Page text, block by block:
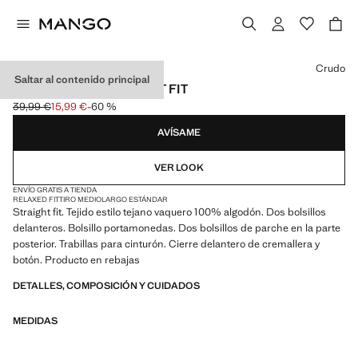
Saltar al contenido principal
JEANS MOBY STRAIGHT FIT
Precio inicial tachado [39,99 € ]
39,99 €
Precio actual [15,99 € ]
15,99 €-60 %
Selecciona un color
Crudo
AVÍSAME
VER LOOK
ENVÍO GRATIS A TIENDA
RELAXED FITTIRO MEDIOLARGO ESTÁNDAR
Straight fit. Tejido estilo tejano vaquero 100% algodón. Dos bolsillos
delanteros. Bolsillo portamonedas. Dos bolsillos de parche en la parte
posterior. Trabillas para cinturón. Cierre delantero de cremallera y
botón. Producto en rebajas
DETALLES, COMPOSICIÓN Y CUIDADOS
MEDIDAS